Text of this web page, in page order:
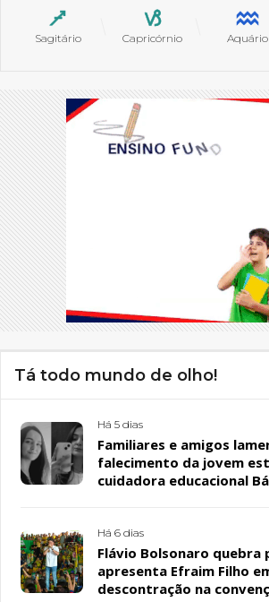
Sagitário Capricórnio Aquário
Tá todo mundo de olho!
Há 5 dias
Familiares e amigos
falecimento da jovem
cuidadora educacional
Há 6 dias
Flávio Bolsonaro
apresenta Efraim Filho
descontração na